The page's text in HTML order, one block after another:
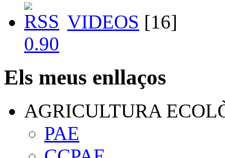
VIDEOS [16]
Els meus enllaços
AGRICULTURA
PAE